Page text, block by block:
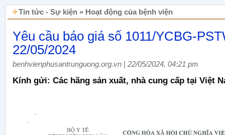
Tin tức - Sự kiện » Hoạt động của bệnh viện
Yêu cầu báo giá số 1011/YCBG-
22/05/2024
benhvienphusantrunguong.org.vn | 22/05/2024, 04:21 pm
Kính gửi: Các hãng sản xuất, nhà cung cấp tại Việt